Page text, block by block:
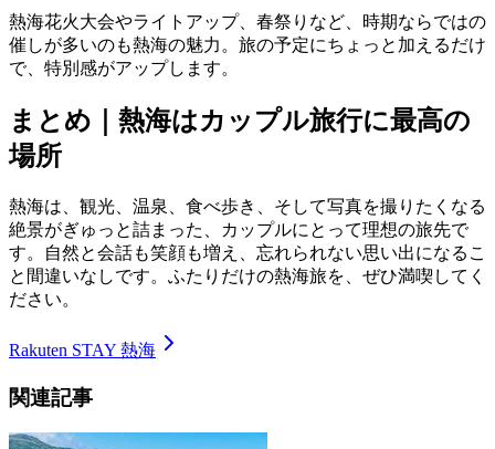
熱海花火大会やライトアップ、春祭りなど、時期ならではの
催しが多いのも熱海の魅力。旅の予定にちょっと加えるだけ
で、特別感がアップします。
まとめ｜熱海はカップル旅行に最高の
場所
熱海は、観光、温泉、食べ歩き、そして写真を撮りたくなる
絶景がぎゅっと詰まった、カップルにとって理想の旅先で
す。自然と会話も笑顔も増え、忘れられない思い出になるこ
と間違いなしです。ふたりだけの熱海旅を、ぜひ満喫してく
ださい。
Rakuten STAY 熱海
関連記事